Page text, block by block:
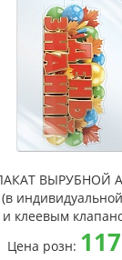
ВЫРУБНОЙ
клеевым
ВД-лак)
Цена розн: 117